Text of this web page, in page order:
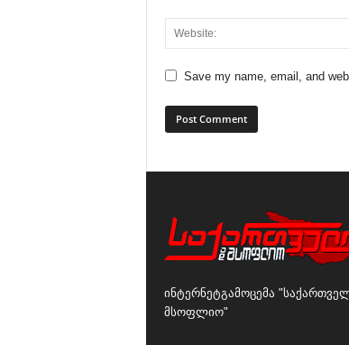
Save my name, email, and
ინტერნეტგამოცემა
მსოფლიო"